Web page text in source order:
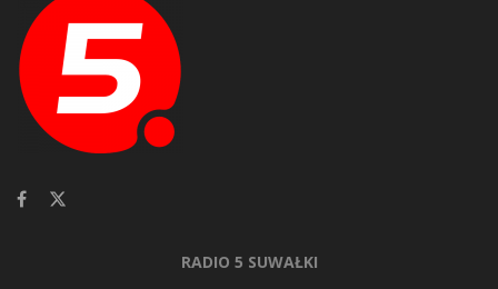
RADIO 5 SUWAŁKI